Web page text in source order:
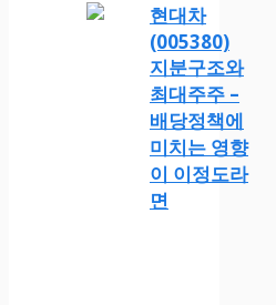
현대차
(005380)
지분구조와
최대주주 –
배당정책에
미치는 영향
이 이정도라
면